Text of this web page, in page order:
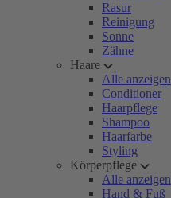
Rasur
Reinigung
Sonne
Zähne
Haare
Alle anzeigen
Conditioner
Haarpflege
Shampoo
Haarfarbe
Styling
Körperpflege
Alle anzeigen
Hand & Fuß